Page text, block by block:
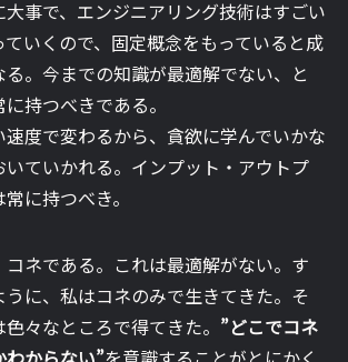
大事で、エンジニアリング技術はすごい
いくので、固定概念をもっていると成
。今までの知識が最適解でない、と
持つべきである。
速度で変わるから、貪欲に学んでいかな
いていかれる。インプット・アウトプ
に持つべき。
コネである。これは最適解がない。す
うに、私はコネのみで生きてきた。そ
々なところで得てきた。 ”どこでコネ